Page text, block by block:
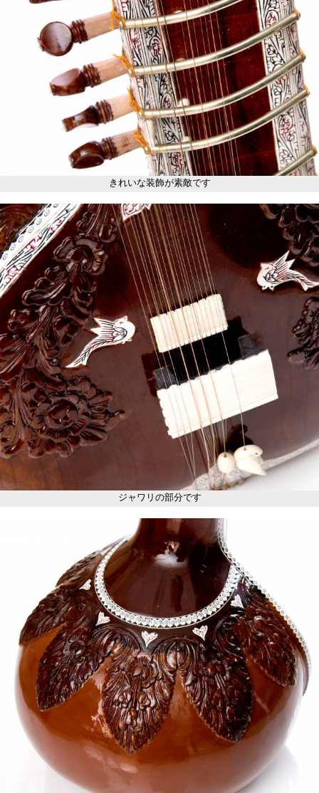
きれいな装飾が素敵です
ジャワリの部分です